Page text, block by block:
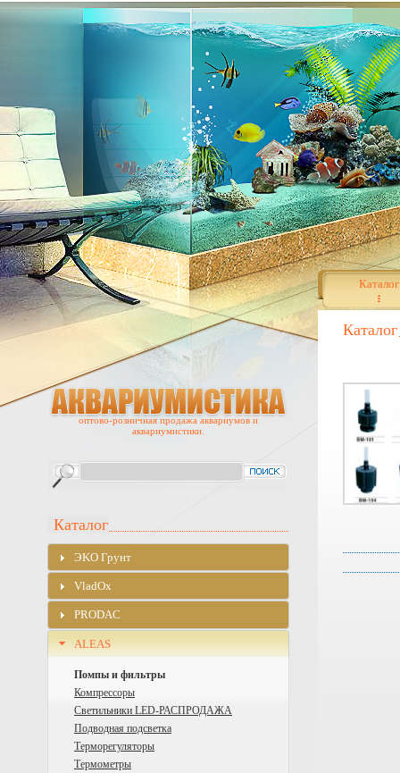
Каталог
Каталог
оптово-розничная продажа аквариумов и
аквариумистики.
Каталог
ЭKO Грунт
VladOx
PRODAC
ALEAS
Помпы и фильтры
Компрессоры
Cветильники LED-РАСПРОДАЖА
Подводная подсветка
Терморегуляторы
Термометры